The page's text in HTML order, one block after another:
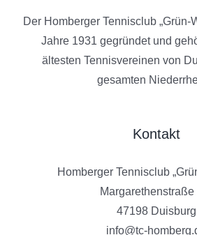
Der Homberger Tennisclub „Grün-
Jahre 1931 gegründet und
ältesten Tennisvereinen von
gesamten
Kontakt
Homberger Tennisclub
Margarethenstraße
47198 Duisburg
info@tc-